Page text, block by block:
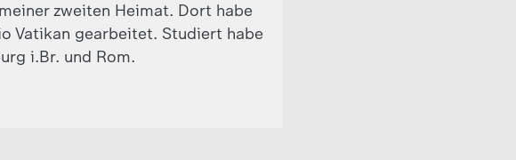
zweiten Heimat. Dort habe
Vatikan gearbeitet. Studiert habe
i.Br. und Rom.